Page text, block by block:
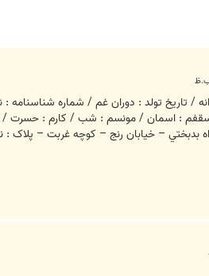
/ تاريخ تولد : دوران غم / شماره
: اسمان / مونسم : شب / کارم : حسرت /
بدبختي – خيابان رنج – کوچه غربت – پلاک :